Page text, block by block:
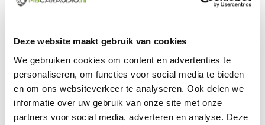
Deze website maakt gebruik van cookies
We gebruiken cookies om content en advertenties te
personaliseren, om functies voor social media te bieden
en om ons websiteverkeer te analyseren. Ook delen we
informatie over uw gebruik van onze site met onze
partners voor social media, adverteren en analyse. Deze
verkrijgbaar voor scherpe prijzen en bieden een zeer
concurrerende fabrikanten.
KENMERKEN VAN ALPINE INE-W611D:
Alpine INE-W611D, 2DIN Multimedia / Navigatie